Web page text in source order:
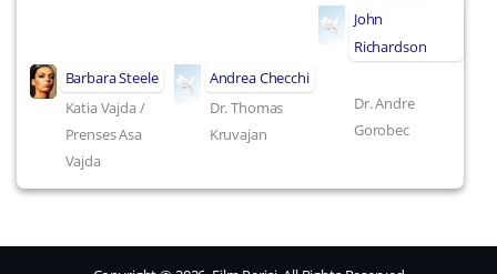
Barbara Steele
Katia Vajda /
Prenses Asa
Vajda
Andrea Checchi
Dr. Thomas
Kruvajan
John
Richardson
Dr. Andre
Gorobec